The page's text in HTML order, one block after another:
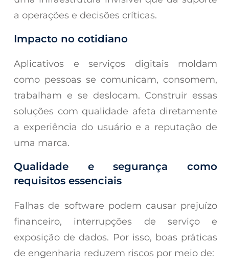
a operações e decisões críticas.
Impacto no cotidiano
Aplicativos e serviços digitais moldam
como pessoas se comunicam, consomem,
trabalham e se deslocam. Construir essas
soluções com qualidade afeta diretamente
a experiência do usuário e a reputação de
uma marca.
Qualidade e segurança como
requisitos essenciais
Falhas de software podem causar prejuízo
financeiro, interrupções de serviço e
exposição de dados. Por isso, boas práticas
de engenharia reduzem riscos por meio de: